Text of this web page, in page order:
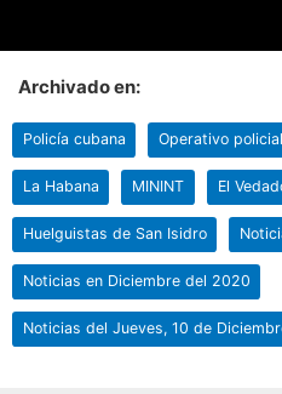
Archivado en:
Policía cubana Operativo policial
La Habana MININT El
Huelguistas de San Isidro
Noticias en Diciembre del 2020
Noticias del Jueves, 10 de